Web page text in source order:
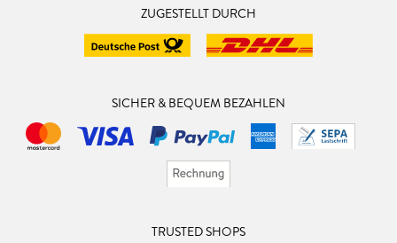
ZUGESTELLT DURCH
SICHER & BEQUEM BEZAHLEN
TRUSTED SHOPS